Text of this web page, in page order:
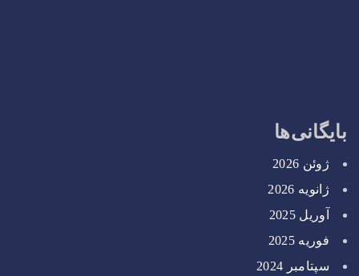
بایگانی‌ها
ژوئن 2026
ژانویه 2026
آوریل 2025
فوریه 2025
سپتامبر 2024